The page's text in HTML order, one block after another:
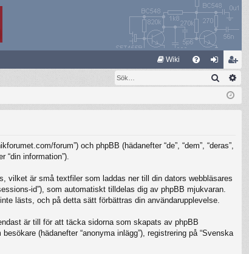
Wiki
og li
m
m
Sök
forum”) och phpBB (hädanefter “de”, “dem”, “deras”,
“din information”).
vilket är små textfiler som laddas ner till din dators webbläsares
id”), som automatiskt tilldelas dig av phpBB mjukvaran.
lästs, och på detta sätt förbättras din användarupplevelse.
är till för att täcka sidorna som skapats av phpBB
(hädanefter “anonyma inlägg”), registrering på “Svenska